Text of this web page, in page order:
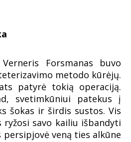
Forsmanas buvo
metodo kūrėjų.
patyrė tokią operaciją.
svetimkūniui patekus į
šokas ir širdis sustos. Vis
ryžosi savo kailiu išbandyti
persipjovė veną ties alkūne